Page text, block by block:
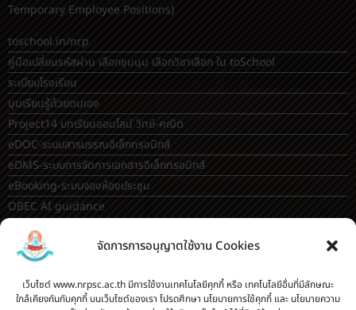
จัดการการอนุญาตใช้งาน Cookies
เว็บไซต์ www.nrpsc.ac.th มีการใช้งานเทคโนโลยีคุกกี้ หรือ เทคโนโลยีอื่นที่มีลักษณะ
ใกล้เคียงกันกับคุกกี้ บนเว็บไซต์ของเรา โปรดศึกษา นโยบายการใช้คุกกี้ และ นโยบายความ
Temporary Employee Positions)
toschool.in/nrp
คู่มือเปลี่ยนรหัสผ่าน เลือกชุมนุม เลือกวิชาเลือก ใน toSchool
ระเบียบโรงเรียน
มุมเรียนรู้ด้วยตนเอง
Project14 บทเรียนออนไลน์ วิทย์-คณิต
eDOC-ระบบสารบรรณอิเล็กทรอนิกส์
eDMS-ระบบการจัดการเอกสารอิเล็กทรอนิกส์
eBooking-ระบบจองห้องประชุม
OBEC AI guidance
ระบบจองห้อง/สถานที่
กระดานสนทนา(forum)
ขออนุญาตออกนอกโรงเรียน
ระบบส่งแผนการสอนออนไลน์